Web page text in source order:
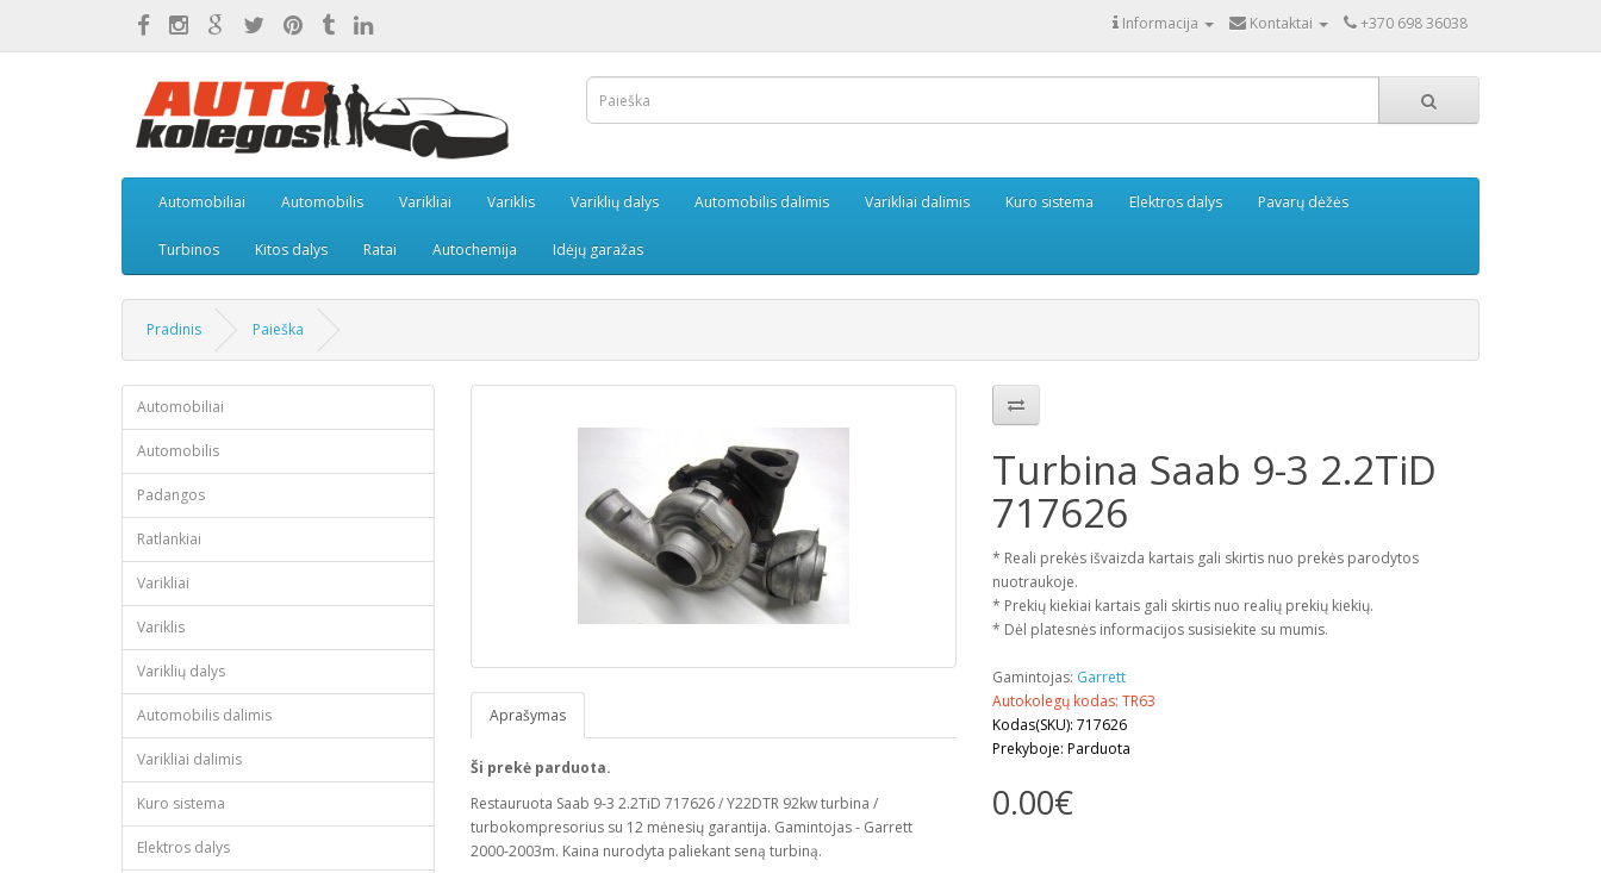
Informacija Kontaktai +370 698 36038
Automobiliai Automobilis Varikliai Variklis Variklių dalys Automobilis dalimis Varikliai dalimis Kuro sistema Elektros dalys Pavarų dėžės
Turbinos Kitos dalys Ratai Autochemija Idėjų garažas
Pradinis Paieška
Automobiliai
Automobilis
Padangos
Ratlankiai
Varikliai
Variklis
Variklių dalys
Automobilis dalimis
Varikliai dalimis
Kuro sistema
Elektros dalys
Aprašymas
Ši prekė parduota.
Restauruota Saab 9-3 2.2TiD 717626 / Y22DTR 92kw turbina /
turbokompresorius su 12 mėnesių garantija. Gamintojas - Garrett
2000-2003m. Kaina nurodyta paliekant seną turbiną.
Turbina Saab 9-3 2.2TiD
717626
* Reali prekės išvaizda kartais gali skirtis nuo prekės parodytos
nuotraukoje.
* Prekių kiekiai kartais gali skirtis nuo realių prekių kiekių.
* Dėl platesnės informacijos susisiekite su mumis.
Gamintojas: Garrett
Autokolegų kodas: TR63
Kodas(SKU): 717626
Prekyboje: Parduota
0.00€